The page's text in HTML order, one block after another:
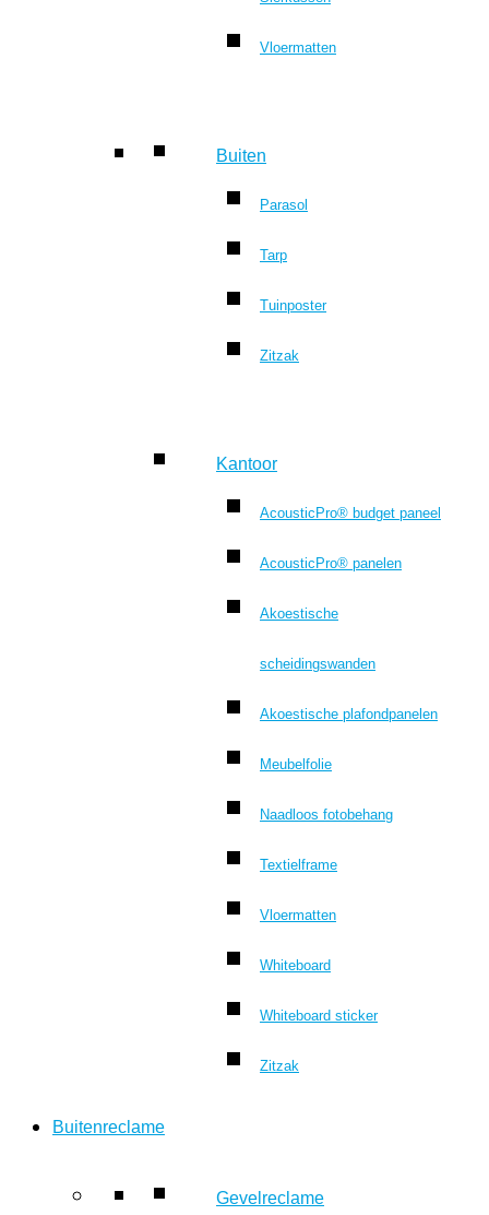
Vloermatten
Buiten
Parasol
Tarp
Tuinposter
Zitzak
Kantoor
AcousticPro® budget paneel
AcousticPro® panelen
Akoestische
scheidingswanden
Akoestische plafondpanelen
Meubelfolie
Naadloos fotobehang
Textielframe
Vloermatten
Whiteboard
Whiteboard sticker
Zitzak
Buitenreclame
Gevelreclame